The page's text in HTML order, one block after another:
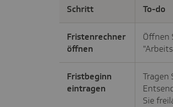
Schritt To-do
Fristenrechner
öffnen
Öffnen
Fristbeginn
eintragen
Tragen
Sie